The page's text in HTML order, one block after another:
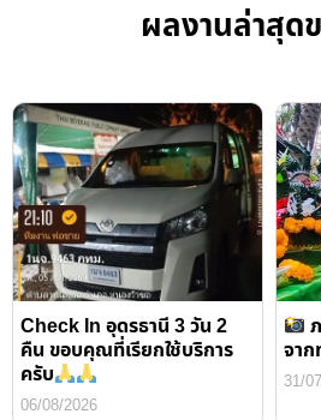
ผลงานล่าสุด
Check In อุดรธานี 3 วัน 2
คืน ขอบคุณที่เรียกใช้บริการ
ครับ
06/08/2026
จา
31/